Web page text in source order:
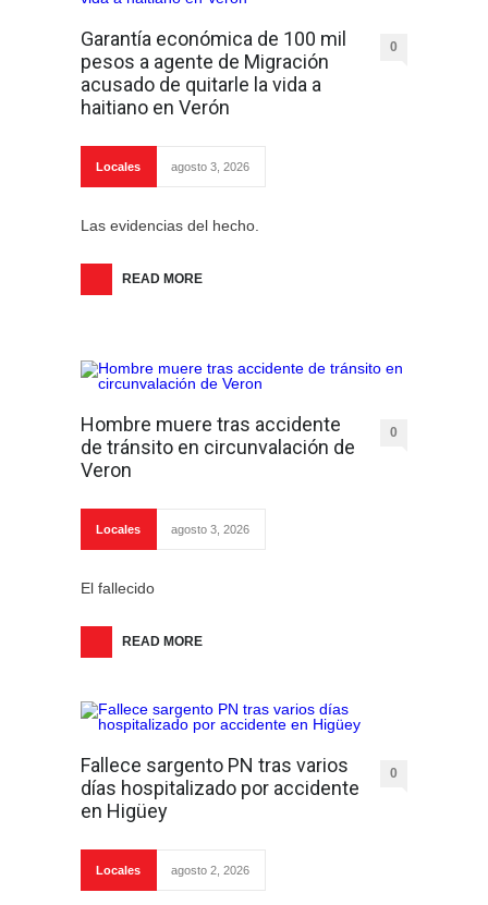
Garantía económica de 100 mil
pesos a agente de Migración
acusado de quitarle la vida a
haitiano en Verón
0
Locales agosto 3, 2026
Las evidencias del hecho.
READ MORE
Hombre muere tras accidente
de tránsito en circunvalación de
Veron
0
Locales agosto 3, 2026
El fallecido
READ MORE
Fallece sargento PN tras varios
días hospitalizado por accidente
en Higüey
0
Locales agosto 2, 2026